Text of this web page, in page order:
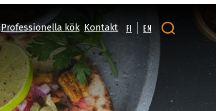
Professionella kök Kontakt FI EN